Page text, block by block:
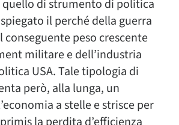
di strumento di politica
il perché della guerra
conseguente peso crescente
militare e dell’industria
USA. Tale tipologia di
però, alla lunga, un
a stelle e strisce per